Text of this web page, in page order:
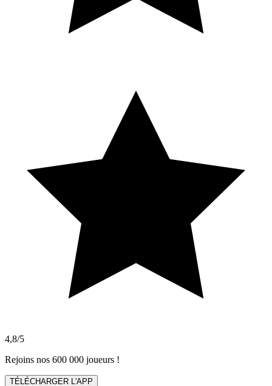
4,8/5
Rejoins nos 600 000 joueurs !
TÉLÉCHARGER L'APP